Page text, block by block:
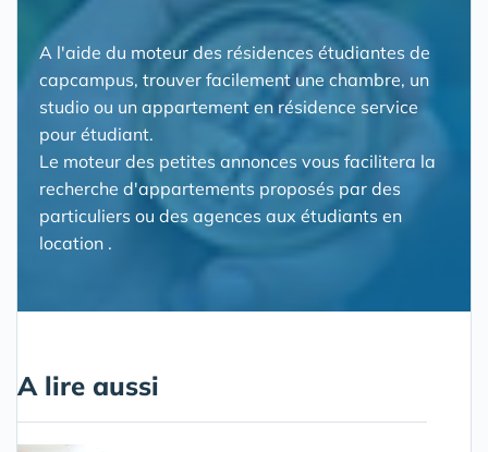
A l'aide du moteur des résidences étudiantes de
capcampus, trouver facilement une chambre, un
studio ou un appartement en résidence service
pour étudiant.
Le moteur des petites annonces vous facilitera la
recherche d'appartements proposés par des
particuliers ou des agences aux étudiants en
location .
A lire aussi